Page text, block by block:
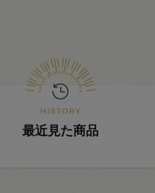
最近見た商品